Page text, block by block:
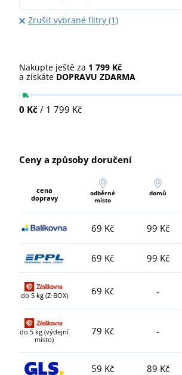
Zrušit vybrané filtry (1)
Nakupte ještě za 1 799 Kč
a získáte DOPRAVU ZDARMA
0 Kč / 1 799 Kč
Ceny a způsoby doručení
cena
dopravy
odběrné
místo
domů
69 Kč 99 Kč
69 Kč 99 Kč
do 5 kg (Z-BOX) 69 Kč -
do 5 kg (výdejní
místo)
79 Kč -
59 Kč 89 Kč